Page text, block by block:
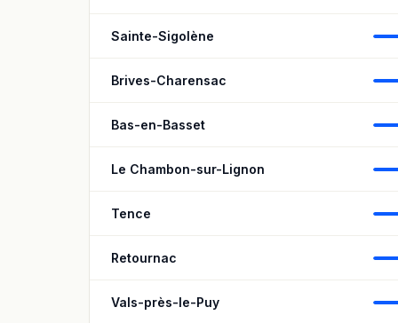
Sainte-Sigolène
Brives-Charensac
Bas-en-Basset
Le Chambon-sur-Lignon
Tence
Retournac
Vals-près-le-Puy